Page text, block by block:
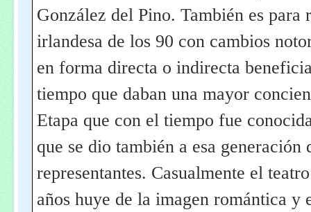
González del Pino. También es
irlandesa de los 90 con cambios
en forma directa o indirecta
tiempo que daban una mayor
Etapa que con el tiempo fue
que se dio también a esa generación
representantes. Casualmente el
años huye de la imagen romántica y